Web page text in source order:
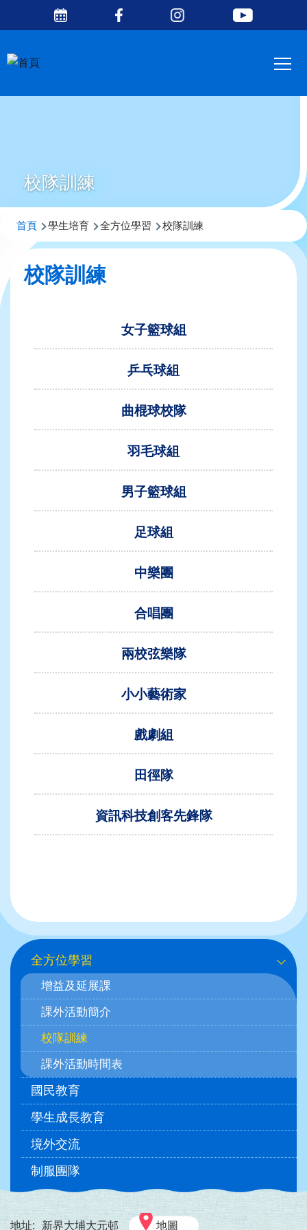
移至主內容
Media
校隊訓練
導
連
首頁 學生培育 全方位學習 校隊訓練
校隊訓練
女子籃球組
乒乓球組
曲棍球校隊
羽毛球組
男子籃球組
足球組
中樂團
合唱團
兩校弦樂隊
小小藝術家
戲劇組
田徑隊
資訊科技創客先鋒隊
Main
navigation
全方位學習
增益及延展課
課外活動簡介
校隊訓練
課外活動時間表
國民教育
學生成長教育
境外交流
制服團隊
地址: 新界大埔大元邨 地圖